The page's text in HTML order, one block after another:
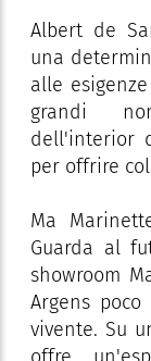
Albert de
una
alle
grandi
dell'interior
per offrire
Ma
Guarda al
showroom
Argens
vivente. Su